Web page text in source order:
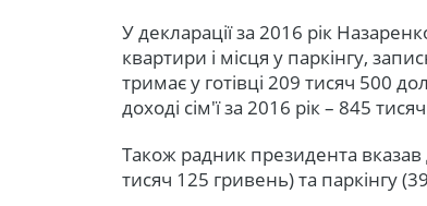
У декларації за 2016 рік
квартири і місця у паркінгу,
тримає у готівці 209 тисяч 500
доході сім'ї за 2016 рік – 845
Також радник президента
тисяч 125 гривень) та паркінгу